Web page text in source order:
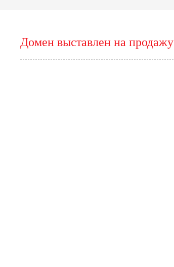
Домен выставлен на продажу